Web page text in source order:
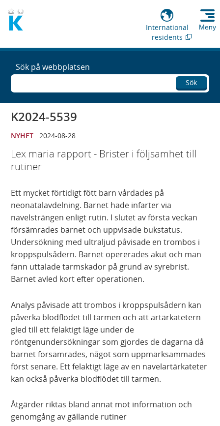
International
residents
Meny
Sök på webbplatsen
Sök
K2024-5539
NYHET 2024-08-28
Lex maria rapport - Brister i följsamhet till
rutiner
Ett mycket förtidigt fött barn vårdades på
neonatalavdelning. Barnet hade infarter via
navelsträngen enligt rutin. I slutet av första veckan
försämrades barnet och uppvisade bukstatus.
Undersökning med ultraljud påvisade en trombos i
kroppspulsådern. Barnet opererades akut och man
fann uttalade tarmskador på grund av syrebrist.
Barnet avled kort efter operationen.
Analys påvisade att trombos i kroppspulsådern kan
påverka blodflödet till tarmen och att artärkatetern
gled till ett felaktigt läge under de
röntgenundersökningar som gjordes de dagarna då
barnet försämrades, något som uppmärksammades
först senare. Ett felaktigt läge av en navelartärkateter
kan också påverka blodflödet till tarmen.
Åtgärder riktas bland annat mot information och
genomgång av gällande rutiner